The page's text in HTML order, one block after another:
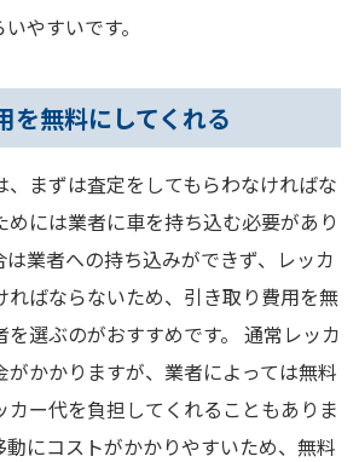
やすいです。
を無料にしてくれる
、まずは査定をしてもらわなければな
めには業者に車を持ち込む必要があり
は業者への持ち込みができず、レッカ
ればならないため、引き取り費用を無
選ぶのがおすすめです。 通常レッカ
がかかりますが、業者によっては無料
カー代を負担してくれることもありま
動にコストがかかりやすいため、無料